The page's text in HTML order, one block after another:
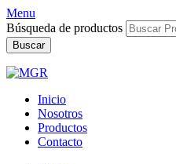
Menu
Búsqueda de productos
Buscar
Inicio
Nosotros
Productos
Contacto